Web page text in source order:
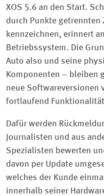
XOS 5.6 an den Start.
durch Punkte
kennzeichnen, erinnert
Betriebssystem. Die
Auto also und seine
Komponenten – bleiben
neue Softwareversionen
fortlaufend
Dafür werden
Journalisten und aus
Spezialisten bewerten
davon per Update
welches der Kunde
innerhalb seiner